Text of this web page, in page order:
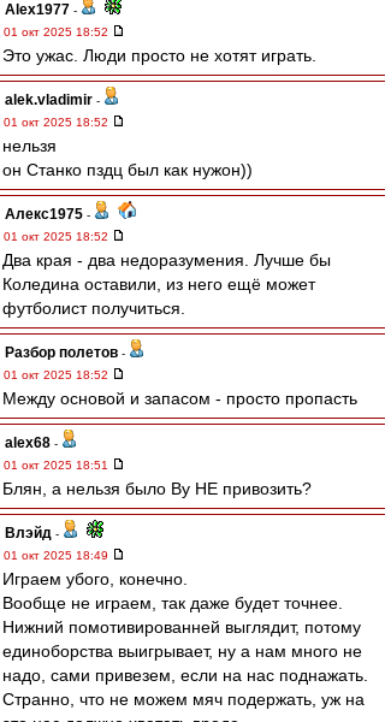
Alex1977 -
01 окт 2025 18:52
Это ужас. Люди просто не хотят играть.
alek.vladimir -
01 окт 2025 18:52
нельзя
он Станко пздц был как нужон))
Алекс1975 -
01 окт 2025 18:52
Два края - два недоразумения. Лучше бы
Коледина оставили, из него ещё может
футболист получиться.
Разбор полетов -
01 окт 2025 18:52
Между основой и запасом - просто пропасть
alex68 -
01 окт 2025 18:51
Блян, а нельзя было Ву НЕ привозить?
Влэйд -
01 окт 2025 18:49
Играем убого, конечно.
Вообще не играем, так даже будет точнее.
Нижний помотивированней выглядит, потому
единоборства выигрывает, ну а нам много не
надо, сами привезем, если на нас поднажать.
Странно, что не можем мяч подержать, уж на